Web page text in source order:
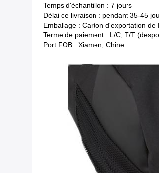
Temps d'échantillon : 7 jours
Délai de livraison : pendant 35-45
Emballage : Carton d'exportation de
Terme de paiement : L/C, T/T
Port FOB : Xiamen, Chine